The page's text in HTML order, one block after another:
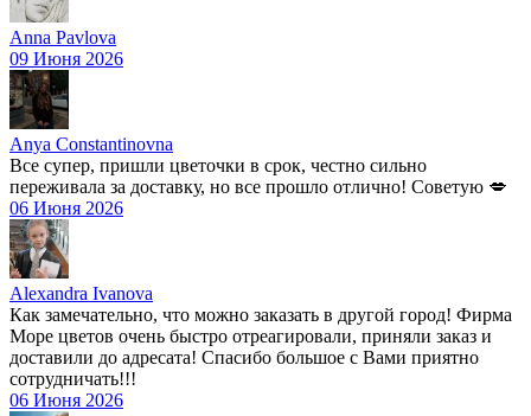
Anna Pavlova
09 Июня 2026
Anya Constantinovna
Все супер, пришли цветочки в срок, честно сильно
переживала за доставку, но все прошло отлично! Советую 💋
06 Июня 2026
Alexandra Ivanova
Как замечательно, что можно заказать в другой город! Фирма
Море цветов очень быстро отреагировали, приняли заказ и
доставили до адресата! Спасибо большое с Вами приятно
сотрудничать!!!
06 Июня 2026